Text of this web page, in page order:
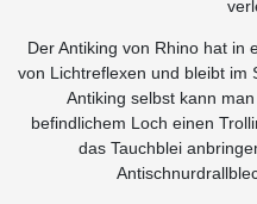
Der Antiking von Rhino hat in
von Lichtreflexen und bleibt im
Antiking selbst kann
befindlichem Loch einen
das Tauchblei